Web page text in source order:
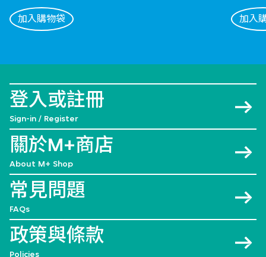
加入購物袋 加入
登入或註冊
Sign-in / Register
關於M+商店
About M+ Shop
常見問題
FAQs
政策與條款
Policies